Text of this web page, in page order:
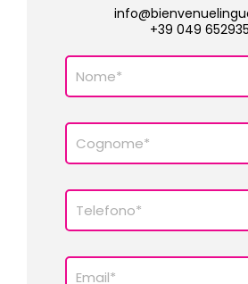
+39 049 652935